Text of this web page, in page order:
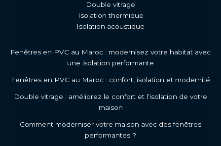
Double vitrage
Isolation thermique
Isolation acoustique
Fenêtres en PVC au Maroc : modernisez votre habitat avec
une isolation performante
Fenêtres en PVC au Maroc : confort, isolation et modernité
Double vitrage : améliorez le confort et l’isolation de votre
maison
Comment moderniser votre maison avec des fenêtres
performantes ?